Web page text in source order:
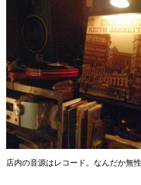
店内の音源はレコード。なんだか無性